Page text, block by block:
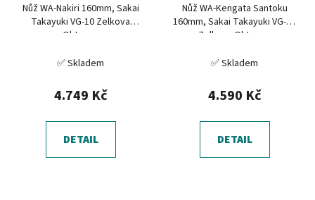
Nůž WA-Nakiri 160mm, Sakai
Takayuki VG-10 Zelkova
Oktagon
✅ Skladem
4.749 Kč
DETAIL
Nůž WA-Kengata Santoku
160mm, Sakai Takayuki VG-10
Zelkova Oktagon
✅ Skladem
4.590 Kč
DETAIL